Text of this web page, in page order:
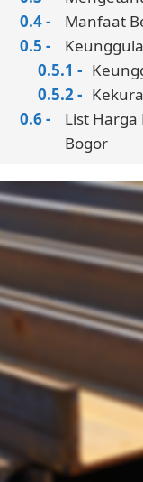
Manfaat
List Harga
Bogor